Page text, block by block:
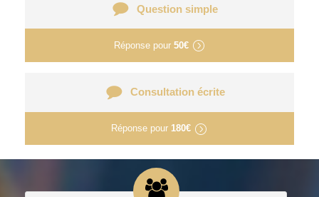
Question simple
Réponse pour 50€
Consultation écrite
Réponse pour 180€